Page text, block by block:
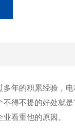
年的积累经验，电
得不提的好处就
看重他的原因。